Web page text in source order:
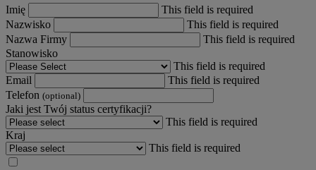
Imię
This field is required
Nazwisko
This field is required
Nazwa Firmy
This field is required
Stanowisko
This field is required
Email
This field is required
Telefon (optional)
Jaki jest Twój status certyfikacji?
This field is required
Kraj
This field is required